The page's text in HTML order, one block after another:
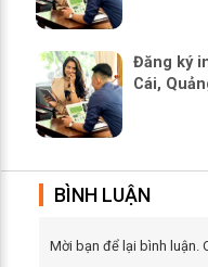
Đăng ký
Cái,
BÌNH LUẬN
Mời bạn để lại bình luận.